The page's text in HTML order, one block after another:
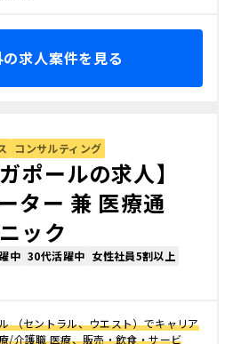
求人案件を見る
コンサルティング
ポールの求人】
ター 兼 医療通
ック
中 30代活躍中 女性社員5割以上
（セントラル、ウエスト）でキャリア
/介護職 医療、販売・飲食・サービ